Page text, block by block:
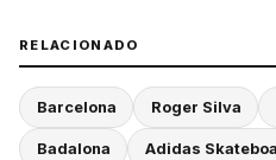
RELACIONADO
Barcelona Roger Silva
Badalona Adidas